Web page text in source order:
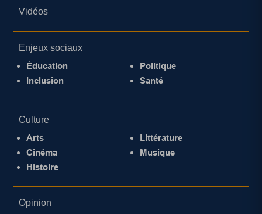
Vidéos
Enjeux sociaux
Éducation
Inclusion
Politique
Santé
Culture
Arts
Cinéma
Histoire
Littérature
Musique
Opinion